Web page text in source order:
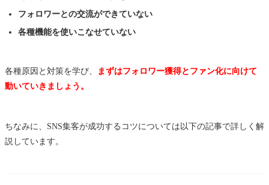
フォロワーとの交流ができていない
各種機能を使いこなせていない
各種原因と対策を学び、
まずはフォロワー獲得とファン化に向けて
動いていきましょう。
ちなみに、SNS集客が成功するコツについては以下の記事で詳しく解
説しています。